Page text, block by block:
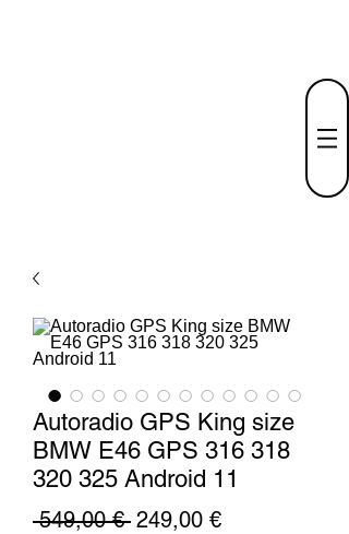
Autoradio GPS King size
BMW E46 GPS 316 318
320 325 Android 11
549,00 € Precio
249,00 €Precio